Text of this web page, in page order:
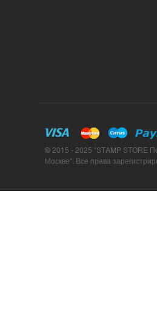
© 2015 - 2025 "STAMP STORE
Москве". Все права